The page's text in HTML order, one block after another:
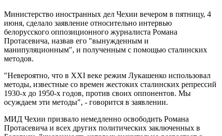
Министерство иностранных дел Чехии вечером в пятницу, 4
июня, сделало заявление относительно интервью
белорусского оппозиционного журналиста Романа
Протасевича, назвав его "вынужденным и
манипуляционным", и полученным с помощью сталинских
методов.
"Невероятно, что в XXI веке режим Лукашенко использовал
методы, известные со времен жестоких сталинских репрессий
1930-х до 1950-х годов, против своих оппонентов. Мы
осуждаем эти методы", - говорится в заявлении.
МИД Чехии призвало немедленно освободить Романа
Протасевича и всех других политических заключенных в